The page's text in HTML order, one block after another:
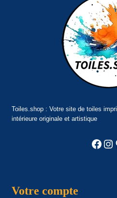
Toiles.shop : Votre site de toiles
intérieure originale et artistique
Votre compte